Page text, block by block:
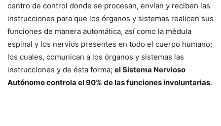
centro de control donde se procesan, envían y reciben las
instrucciones para que los órganos y sistemas realicen sus
funciones de manera automática, así como la médula
espinal y los nervios presentes en todo el cuerpo humano;
los cuales, comunican a los órganos y sistemas las
instrucciones y de ésta forma; el Sistema Nervioso
Autónomo controla el 90% de las funciones involuntarias.